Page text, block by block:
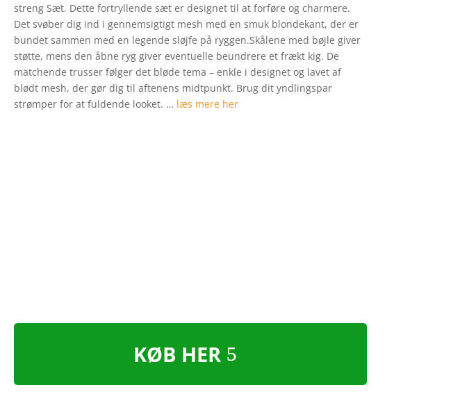
streng Sæt. Dette fortryllende sæt er designet til at forføre og charmere.
Det svøber dig ind i gennemsigtigt mesh med en smuk blondekant, der er
bundet sammen med en legende sløjfe på ryggen.Skålene med bøjle giver
støtte, mens den åbne ryg giver eventuelle beundrere et frækt kig. De
matchende trusser følger det bløde tema – enkle i designet og lavet af
blødt mesh, der gør dig til aftenens midtpunkt. Brug dit yndlingspar
strømper for at fuldende looket. … læs mere her
KØB HER